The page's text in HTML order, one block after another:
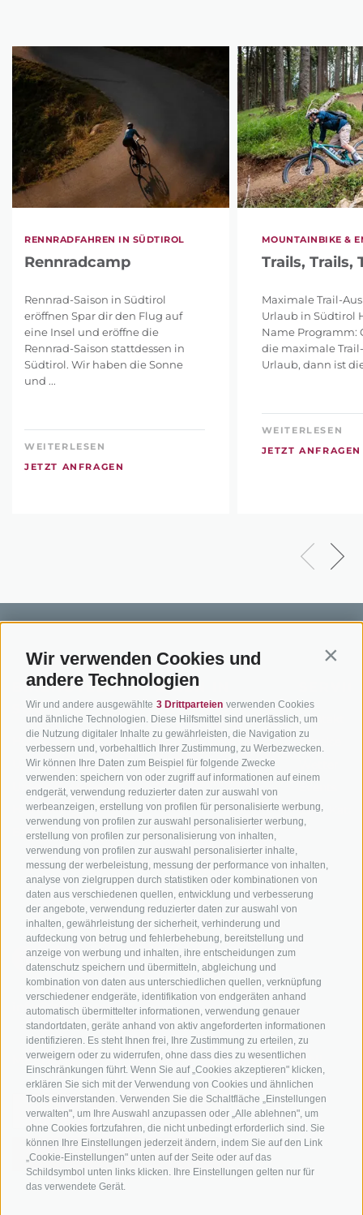
Wir verwenden Cookies und
andere Technologien
Wir und andere ausgewählte 3 Drittparteien verwenden Cookies
und ähnliche Technologien. Diese Hilfsmittel sind unerlässlich, um
die Nutzung digitaler Inhalte zu gewährleisten, die Navigation zu
verbessern und, vorbehaltlich Ihrer Zustimmung, zu Werbezwecken.
Wir können Ihre Daten zum Beispiel für folgende Zwecke
verwenden: speichern von oder zugriff auf informationen auf einem
endgerät, verwendung reduzierter daten zur auswahl von
werbeanzeigen, erstellung von profilen für personalisierte werbung,
verwendung von profilen zur auswahl personalisierter werbung,
erstellung von profilen zur personalisierung von inhalten,
verwendung von profilen zur auswahl personalisierter inhalte,
messung der werbeleistung, messung der performance von inhalten,
analyse von zielgruppen durch statistiken oder kombinationen von
daten aus verschiedenen quellen, entwicklung und verbesserung
der angebote, verwendung reduzierter daten zur auswahl von
inhalten, gewährleistung der sicherheit, verhinderung und
aufdeckung von betrug und fehlerbehebung, bereitstellung und
anzeige von werbung und inhalten, ihre entscheidungen zum
datenschutz speichern und übermitteln, abgleichung und
kombination von daten aus unterschiedlichen quellen, verknüpfung
verschiedener endgeräte, identifikation von endgeräten anhand
automatisch übermittelter informationen, verwendung genauer
standortdaten, geräte anhand von aktiv angeforderten informationen
identifizieren. Es steht Ihnen frei, Ihre Zustimmung zu erteilen, zu
verweigern oder zu widerrufen, ohne dass dies zu wesentlichen
Einschränkungen führt. Wenn Sie auf „Cookies akzeptieren" klicken,
erklären Sie sich mit der Verwendung von Cookies und ähnlichen
Tools einverstanden. Verwenden Sie die Schaltfläche „Einstellungen
verwalten", um Ihre Auswahl anzupassen oder „Alle ablehnen", um
ohne Cookies fortzufahren, die nicht unbedingt erforderlich sind. Sie
können Ihre Einstellungen jederzeit ändern, indem Sie auf den Link
„Cookie-Einstellungen" unten auf der Seite oder auf das
Schildsymbol unten links klicken. Ihre Einstellungen gelten nur für
das verwendete Gerät.
RENNRADFAHREN IN SÜDTIROL
Rennradcamp
Rennrad-Saison in Südtirol
eröffnen Spar dir den Flug auf
eine Insel und eröffne die
Rennrad-Saison stattdessen in
Südtirol. Wir haben die Sonne
und ...
WEITERLESEN
JETZT ANFRAGEN
MOUNTAINBIKE &
Trails, Trails,
Maximale Trail-
Urlaub in Südtirol
Name Programm:
die maximale
Urlaub, dann ist
WEITERLESEN
JETZT ANFRAGEN
BIKEHOTELS
SÜDTIROL
Hotels & Pakete
Urlaubspakete
Unsere Gutscheine
Hot Deals
Bike & Work
BIKEN IN
SÜDTIROL
Mountainbiken in
Südtirol
Rennradfahren in
Südtirol
Radwege in Südtirol
Bikeshops & Verleihe
Bike-Schulen
Tourenzentrale
Kontakt
Anreise
Zum
info@bikehotels.it
MELDE DICH ZU UNSEREM NEWSLETTER AN!
JETZT ANMELDEN